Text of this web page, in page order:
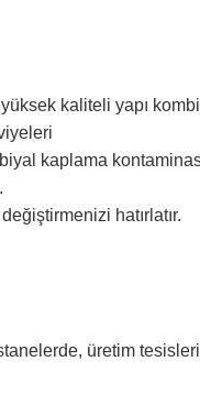
kaliteli yapı
kaplama
hatırlatır.
üretim